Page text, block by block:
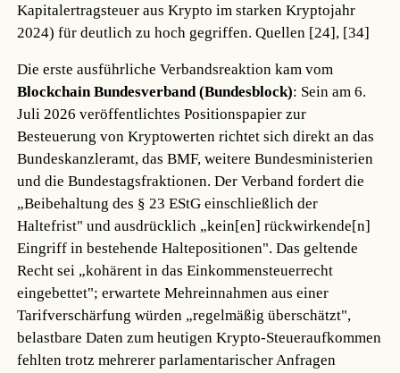
Kapitalertragsteuer aus Krypto im starken Kryptojahr
2024) für deutlich zu hoch gegriffen.Quellen [24], [34]
Die erste ausführliche Verbandsreaktion kam vom
Blockchain Bundesverband (Bundesblock): Sein am 6.
Juli 2026 veröffentlichtes Positionspapier zur
Besteuerung von Kryptowerten richtet sich direkt an das
Bundeskanzleramt, das BMF, weitere Bundesministerien
und die Bundestagsfraktionen. Der Verband fordert die
„Beibehaltung des § 23 EStG einschließlich der
Haltefrist" und ausdrücklich „kein[en] rückwirkende[n]
Eingriff in bestehende Haltepositionen". Das geltende
Recht sei „kohärent in das Einkommensteuerrecht
eingebettet"; erwartete Mehreinnahmen aus einer
Tarifverschärfung würden „regelmäßig überschätzt",
belastbare Daten zum heutigen Krypto-Steueraufkommen
fehlten trotz mehrerer parlamentarischer Anfragen